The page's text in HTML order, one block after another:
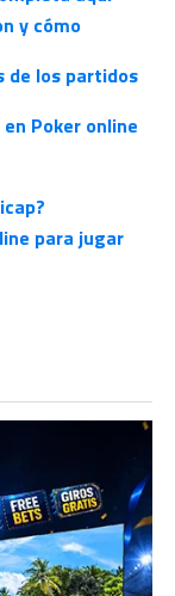
y cómo
de los partidos
Poker online
para jugar